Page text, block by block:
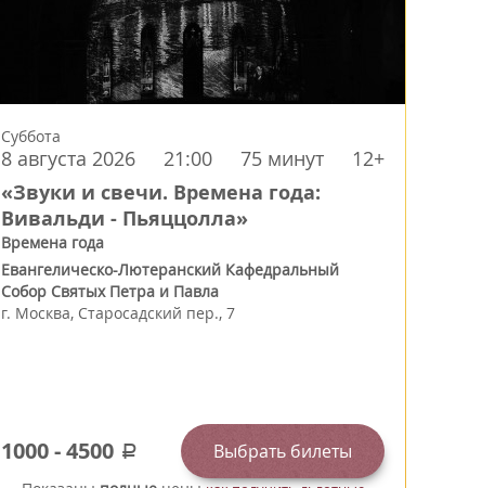
Суббота
8 августа 2026 21:00 75 минут 12+
«Звуки и свечи. Времена года:
Вивальди - Пьяццолла»
Времена года
Евангелическо-Лютеранский Кафедральный
Собор Святых Петра и Павла
г. Москва, Старосадский пер., 7
1000-4500 a Выбрать билеты